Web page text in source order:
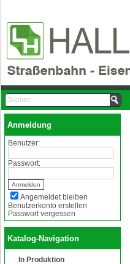
Anmeldung
Benutzer:
Passwort:
Angemeldet bleiben
Benutzerkonto erstellen
Passwort vergessen
Katalog-Navigation
In Produktion